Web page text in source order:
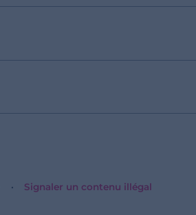
Signaler un contenu illégal